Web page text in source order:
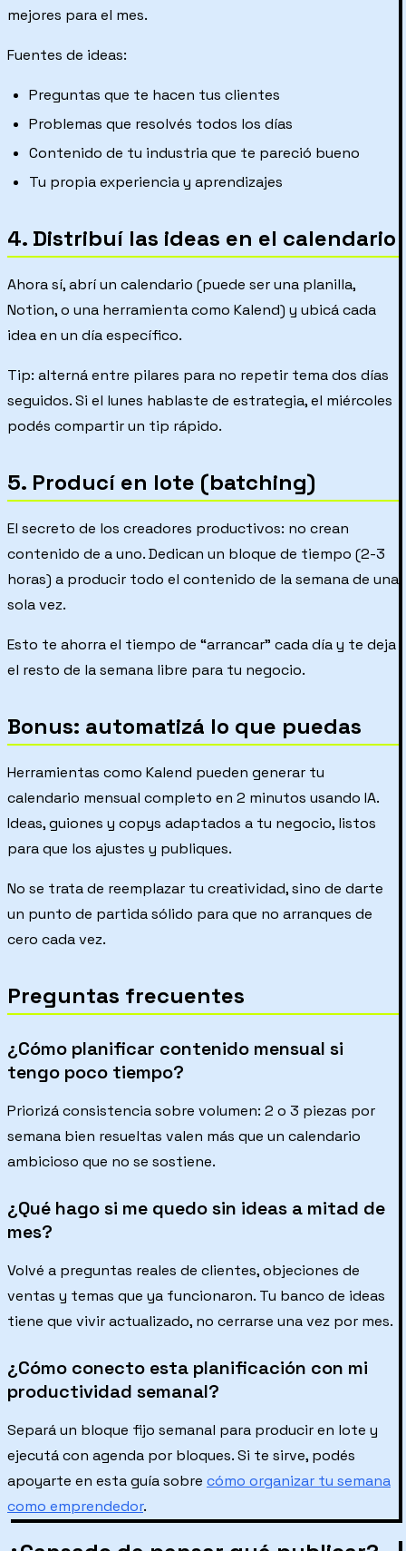
mejores para el mes.
Fuentes de ideas:
Preguntas que te hacen tus clientes
Problemas que resolvés todos los días
Contenido de tu industria que te pareció bueno
Tu propia experiencia y aprendizajes
4. Distribuí las ideas en el calendario
Ahora sí, abrí un calendario (puede ser una planilla,
Notion, o una herramienta como Kalend) y ubicá cada
idea en un día específico.
Tip: alterná entre pilares para no repetir tema dos días
seguidos. Si el lunes hablaste de estrategia, el miércoles
podés compartir un tip rápido.
5. Producí en lote (batching)
El secreto de los creadores productivos: no crean
contenido de a uno. Dedican un bloque de tiempo (2-3
horas) a producir todo el contenido de la semana de una
sola vez.
Esto te ahorra el tiempo de “arrancar” cada día y te deja
el resto de la semana libre para tu negocio.
Bonus: automatizá lo que puedas
Herramientas como Kalend pueden generar tu
calendario mensual completo en 2 minutos usando IA.
Ideas, guiones y copys adaptados a tu negocio, listos
para que los ajustes y publiques.
No se trata de reemplazar tu creatividad, sino de darte
un punto de partida sólido para que no arranques de
cero cada vez.
Preguntas frecuentes
¿Cómo planificar contenido mensual si
tengo poco tiempo?
Priorizá consistencia sobre volumen: 2 o 3 piezas por
semana bien resueltas valen más que un calendario
ambicioso que no se sostiene.
¿Qué hago si me quedo sin ideas a mitad de
mes?
Volvé a preguntas reales de clientes, objeciones de
ventas y temas que ya funcionaron. Tu banco de ideas
tiene que vivir actualizado, no cerrarse una vez por mes.
¿Cómo conecto esta planificación con mi
productividad semanal?
Separá un bloque fijo semanal para producir en lote y
ejecutá con agenda por bloques. Si te sirve, podés
apoyarte en esta guía sobre cómo organizar tu semana
como emprendedor.